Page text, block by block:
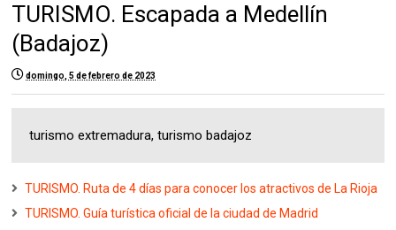
TURISMO. Escapada a Medellín
(Badajoz)
domingo, 5 de febrero de 2023
turismo extremadura, turismo badajoz
TURISMO. Ruta de 4 días para conocer los atractivos de La Rioja
TURISMO. Guía turística oficial de la ciudad de Madrid